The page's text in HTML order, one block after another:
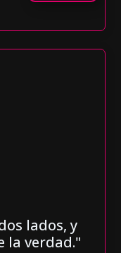
lados, y
la verdad."